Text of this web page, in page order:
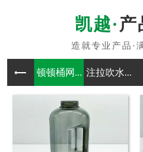
产
顿顿桶网... 注拉吹水...